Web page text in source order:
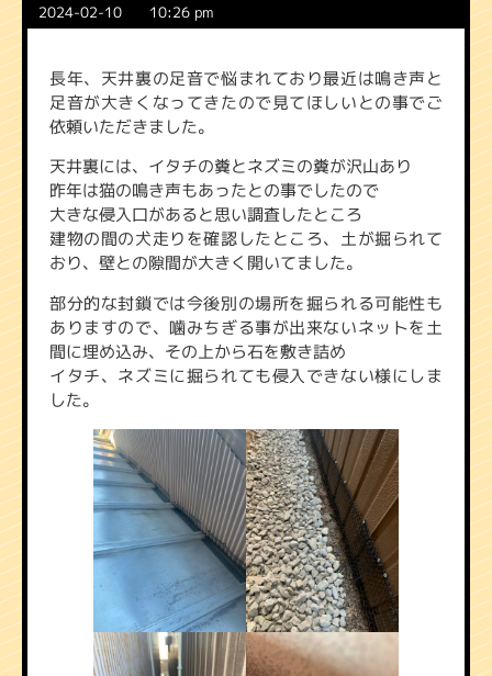
2024-02-10 10:26 pm
長年、天井裏の足音で悩まれており最近は鳴き声と
足音が大きくなってきたので見てほしいとの事でご
依頼いただきました。
天井裏には、イタチの糞とネズミの糞が沢山あり
昨年は猫の鳴き声もあったとの事でしたので
大きな侵入口があると思い調査したところ
建物の間の犬走りを確認したところ、土が掘られて
おり、壁との隙間が大きく開いてました。
部分的な封鎖では今後別の場所を掘られる可能性も
ありますので、噛みちぎる事が出来ないネットを土
間に埋め込み、その上から石を敷き詰め
イタチ、ネズミに掘られても侵入できない様にしま
した。